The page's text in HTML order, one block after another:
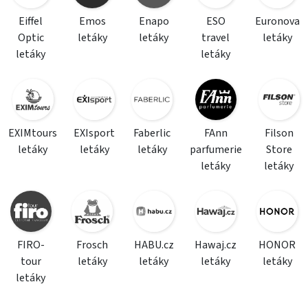
Eiffel
Optic
letáky
Emos
letáky
Enapo
letáky
ESO
travel
letáky
Euronova
letáky
EXIMtours
letáky
EXIsport
letáky
Faberlic
letáky
FAnn
parfumerie
letáky
Filson
Store
letáky
FIRO-
tour
letáky
Frosch
letáky
HABU.cz
letáky
Hawaj.cz
letáky
HONOR
letáky